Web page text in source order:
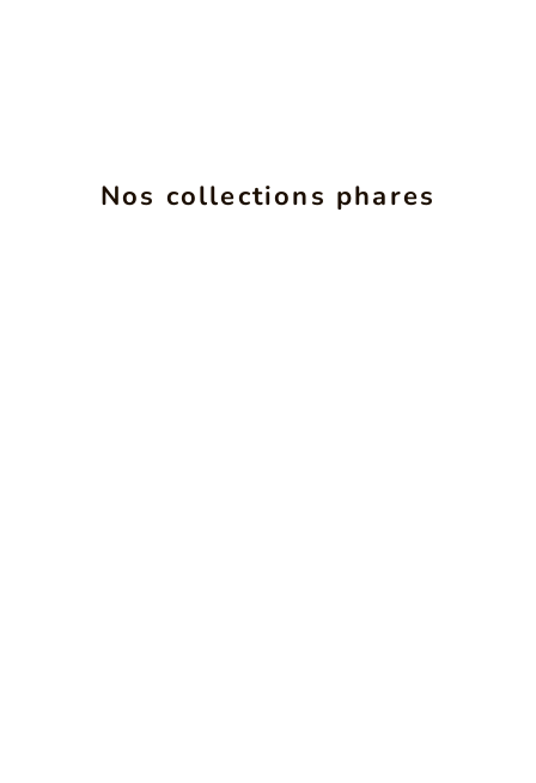
Nos collections phares
ALCHIMIE